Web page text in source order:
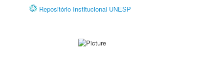
Repositório Institucional UNESP